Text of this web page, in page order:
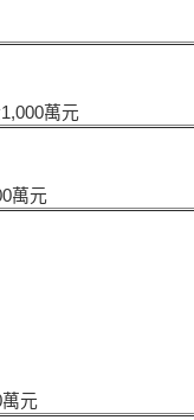
萬元
萬元
元